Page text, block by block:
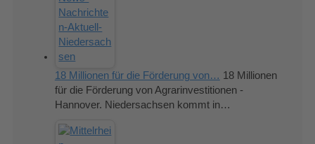
18 Millionen für die Förderung von… 18 Millionen
für die Förderung von Agrarinvestitionen -
Hannover. Niedersachsen kommt in…